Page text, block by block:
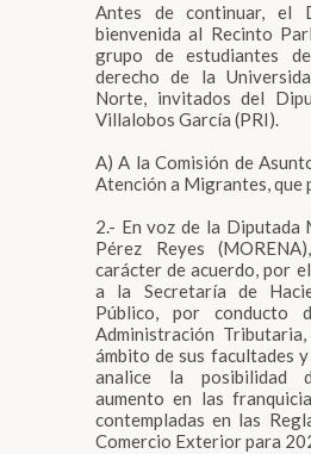
Antes de continuar, el
bienvenida al Recinto
grupo de estudiantes
derecho de la
Norte, invitados del
Villalobos García (PRI).
A) A la Comisión de
Atención a Migrantes, que
2.- En voz de la Diputada
Pérez Reyes
carácter de acuerdo, por
a la Secretaría de
Público, por conducto
Administración
ámbito de sus facultades
analice la posibilidad
aumento en las
contempladas en las
Comercio Exterior para